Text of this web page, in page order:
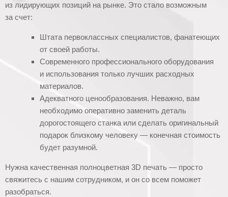
из лидирующих позиций на рынке. Это стало возможным
за счет:
Штата первоклассных специалистов, фанатеющих
от своей работы.
Современного профессионального оборудования
и использования только лучших расходных
материалов.
Адекватного ценообразования. Неважно, вам
необходимо оперативно заменить деталь
дорогостоящего станка или сделать оригинальный
подарок близкому человеку — конечная стоимость
будет разумной.
Нужна качественная полноцветная 3D печать — просто
свяжитесь с нашим сотрудником, и он со всем поможет
разобраться.